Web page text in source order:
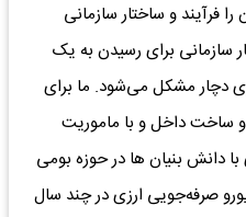
فرآیند و ساختار سازمانی
سازمانی برای رسیدن به یک
دچار مشکل می‌شود. ما برای
ساخت داخل و با ماموریت
دانش بنیان ها در حوزه بومی
۳۰ میلیون یورو صرفه‌جویی ارزی در چند سال